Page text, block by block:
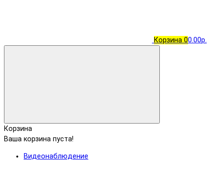
Корзина 00.00р.
Корзина
Ваша корзина пуста!
Видеонаблюдение